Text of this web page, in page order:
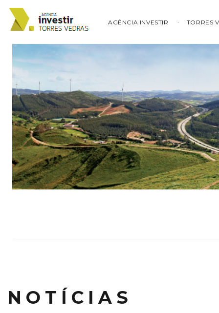
AGÊNCIA INVESTIR TORRES
NOTÍCIAS